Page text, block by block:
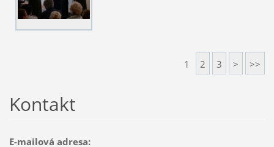
1 2 3 > >>
Kontakt
E-mailová adresa: